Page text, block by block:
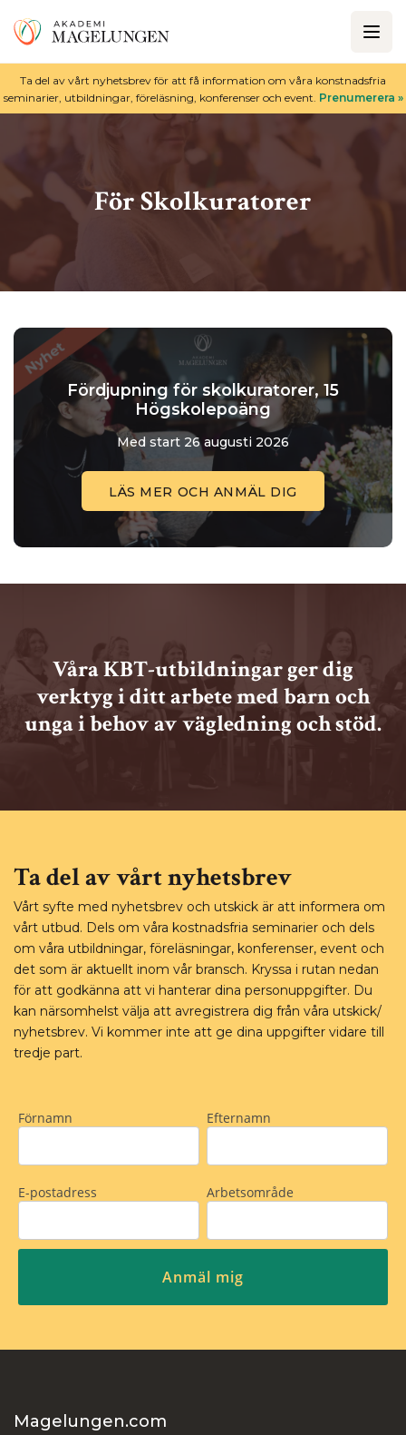
Ta del av vårt nyhetsbrev för att få information om våra konstnadsfria
seminarier, utbildningar, föreläsning, konferenser och event. Prenumerera »
För Skolkuratorer
Fördjupning för skolkuratorer, 15
Högskolepoäng
Med start 26 augusti 2026
LÄS MER OCH ANMÄL DIG
Våra KBT-utbildningar ger dig
verktyg i ditt arbete med barn och
unga i behov av vägledning och stöd.
Ta del av vårt nyhetsbrev
Vårt syfte med nyhetsbrev och utskick är att informera om
vårt utbud. Dels om våra kostnadsfria seminarier och dels
om våra utbildningar, föreläsningar, konferenser, event och
det som är aktuellt inom vår bransch. Kryssa i rutan nedan
för att godkänna att vi hanterar dina personuppgifter. Du
kan närsomhelst välja att avregistrera dig från våra utskick/
nyhetsbrev. Vi kommer inte att ge dina uppgifter vidare till
tredje part.
Magelungen.com